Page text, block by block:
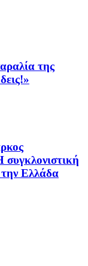
της
Ελλάδα